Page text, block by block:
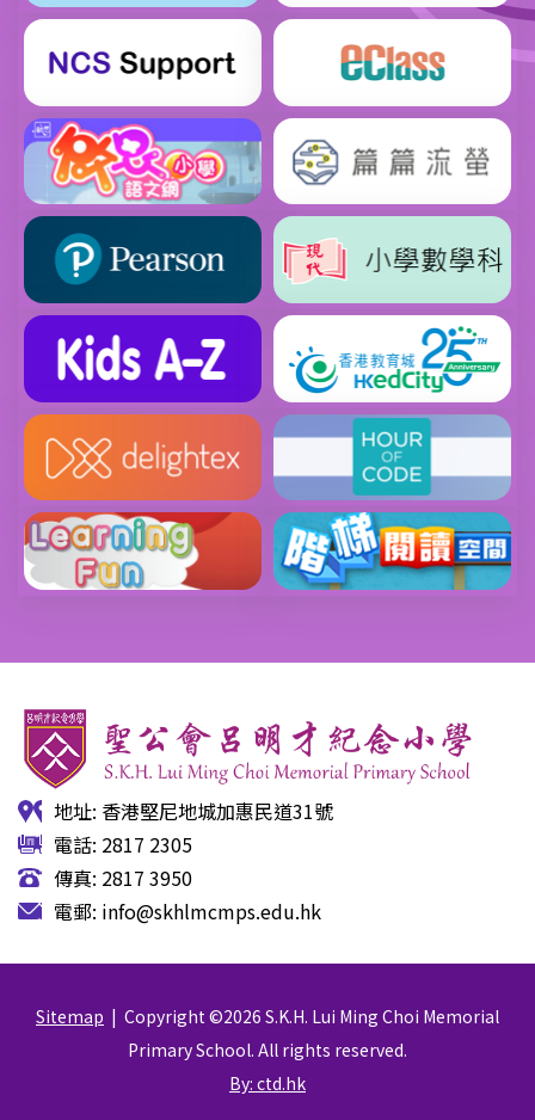
地址: 香港堅尼地城加惠民道31號
電話: 2817 2305
傳真: 2817 3950
電郵: info@skhlmcmps.edu.hk
Sitemap | Copyright ©2026 S.K.H. Lui Ming Choi Memorial
Primary School. All rights reserved.
By: ctd.hk